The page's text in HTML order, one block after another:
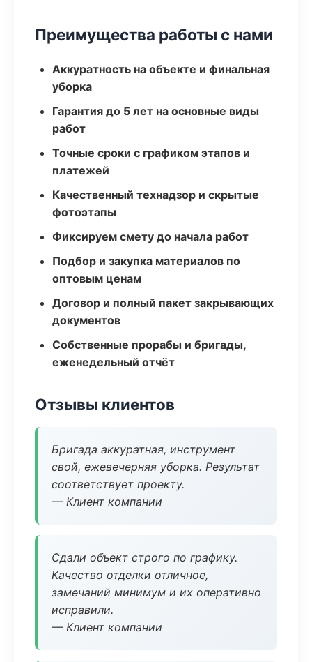
Преимущества работы с нами
Аккуратность на объекте и финальная
уборка
Гарантия до 5 лет на основные виды
работ
Точные сроки с графиком этапов и
платежей
Качественный технадзор и скрытые
фотоэтапы
Фиксируем смету до начала работ
Подбор и закупка материалов по
оптовым ценам
Договор и полный пакет закрывающих
документов
Собственные прорабы и бригады,
еженедельный отчёт
Отзывы клиентов
Бригада аккуратная, инструмент
свой, ежевечерняя уборка. Результат
соответствует проекту.
— Клиент компании
Сдали объект строго по графику.
Качество отделки отличное,
замечаний минимум и их оперативно
исправили.
— Клиент компании